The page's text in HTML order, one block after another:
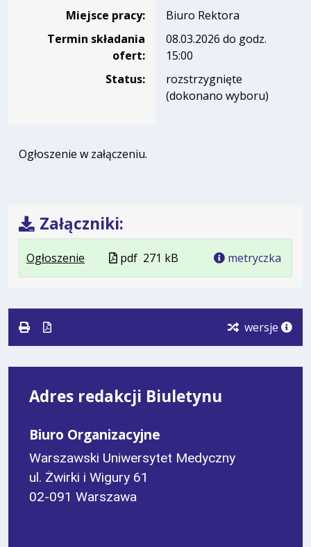
Miejsce pracy:
Biuro Rektora
Termin składania
ofert:
08.03.2026 do godz.
15:00
Status:
rozstrzygnięte
(dokonano wyboru)
Ogłoszenie w załączeniu.
Załączniki:
Ogłoszenie
Plik
formacie:
Rozmiar
271
Otwiera
w
Plik
w
pdf 271 kB metryczka
wersje
Adres redakcji Biuletynu
Biuro Organizacyjne
Warszawski Uniwersytet Medyczny
ul. Żwirki i Wigury 61
02-091 Warszawa